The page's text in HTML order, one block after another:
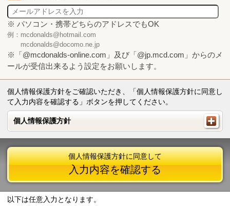
※ パソコン・携帯どちらのアドレスでもOK
例：mcdonalds@hotmail.com
mcdonalds@docomo.ne.jp
※「@mcdonalds-online.com」及び「@jp.mcd.com」からのメ
ールが受信出来るよう設定をお願いします。
個人情報保護方針をご確認いただき、「個人情報保護方針に同意し
て入力内容を確認する」ボタンを押してください。
個人情報保護方針
個人情報保護方針
個人情報保護方針に同意して
入力内容を確認する
以下は任意入力となります。